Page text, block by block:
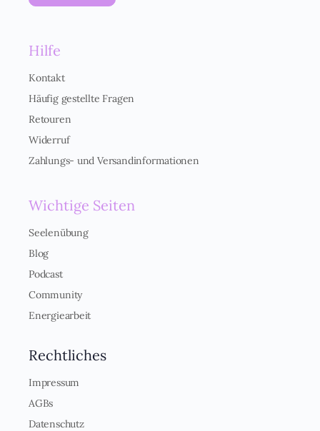
E
v
r
t
ä
d
n
*
Hilfe
Kontakt
Häufig gestellte Fragen
Retouren
Widerruf
Zahlungs- und Versandinformationen
Wichtige Seiten
Seelenübung
Blog
Podcast
Community
Energiearbeit
Rechtliches
Impressum
AGBs
Datenschutz